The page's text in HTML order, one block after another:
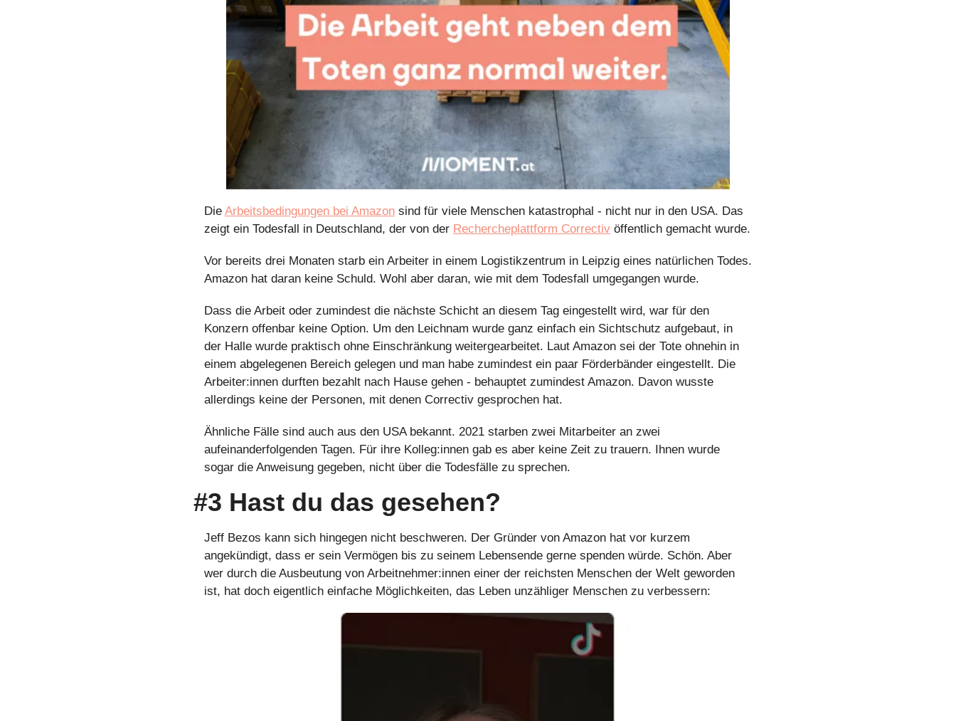
Die Arbeitsbedingungen bei Amazon sind für viele Menschen katastrophal - nicht nur in den USA. Das
zeigt ein Todesfall in Deutschland, der von der Rechercheplattform Correctiv öffentlich gemacht wurde.
Vor bereits drei Monaten starb ein Arbeiter in einem Logistikzentrum in Leipzig eines natürlichen Todes.
Amazon hat daran keine Schuld. Wohl aber daran, wie mit dem Todesfall umgegangen wurde.
Dass die Arbeit oder zumindest die nächste Schicht an diesem Tag eingestellt wird, war für den
Konzern offenbar keine Option. Um den Leichnam wurde ganz einfach ein Sichtschutz aufgebaut, in
der Halle wurde praktisch ohne Einschränkung weitergearbeitet. Laut Amazon sei der Tote ohnehin in
einem abgelegenen Bereich gelegen und man habe zumindest ein paar Förderbänder eingestellt. Die
Arbeiter:innen durften bezahlt nach Hause gehen - behauptet zumindest Amazon. Davon wusste
allerdings keine der Personen, mit denen Correctiv gesprochen hat.
Ähnliche Fälle sind auch aus den USA bekannt. 2021 starben zwei Mitarbeiter an zwei
aufeinanderfolgenden Tagen. Für ihre Kolleg:innen gab es aber keine Zeit zu trauern. Ihnen wurde
sogar die Anweisung gegeben, nicht über die Todesfälle zu sprechen.
#3 Hast du das gesehen?
Jeff Bezos kann sich hingegen nicht beschweren. Der Gründer von Amazon hat vor kurzem
angekündigt, dass er sein Vermögen bis zu seinem Lebensende gerne spenden würde. Schön. Aber
wer durch die Ausbeutung von Arbeitnehmer:innen einer der reichsten Menschen der Welt geworden
ist, hat doch eigentlich einfache Möglichkeiten, das Leben unzähliger Menschen zu verbessern: